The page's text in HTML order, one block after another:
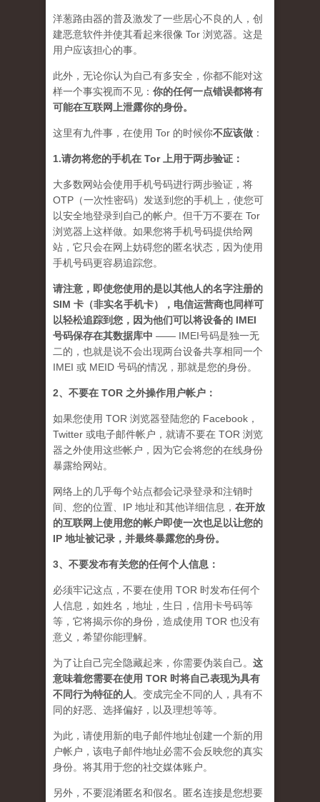
洋葱路由器的普及激发了一些居心不良的人，创
建恶意软件并使其看起来很像 Tor 浏览器。这是
用户应该担心的事。
此外，无论你认为自己有多安全，你都不能对这
样一个事实视而不见： 你的任何一点错误都将有
可能在互联网上泄露你的身份。
这里有九件事，在使用 Tor 的时候你不应该做 ：
1.请勿将您的手机在 Tor 上用于两步验证：
大多数网站会使用手机号码进行两步验证，将
OTP（一次性密码）发送到您的手机上，使您可
以安全地登录到自己的帐户。但千万不要在 Tor
浏览器上这样做。如果您将手机号码提供给网
站，它只会在网上妨碍您的匿名状态，因为使用
手机号码更容易追踪您。
请注意，即使您使用的是以其他人的名字注册的
SIM 卡（非实名手机卡），电信运营商也同样可
以轻松追踪到您，因为他们可以将设备的 IMEI
号码保存在其数据库中 —— IMEI号码是独一无
二的，也就是说不会出现两台设备共享相同一个
IMEI 或 MEID 号码的情况，那就是您的身份。
2、不要在 TOR 之外操作用户帐户：
如果您使用 TOR 浏览器登陆您的 Facebook，
Twitter 或电子邮件帐户，就请不要在 TOR 浏览
器之外使用这些帐户，因为它会将您的在线身份
暴露给网站。
网络上的几乎每个站点都会记录登录和注销时
间、您的位置、IP 地址和其他详细信息， 在开放
的互联网上使用您的帐户即使一次也足以让您的
IP 地址被记录，并最终暴露您的身份。
3、不要发布有关您的任何个人信息：
必须牢记这点，不要在使用 TOR 时发布任何个
人信息，如姓名，地址，生日，信用卡号码等
等，它将揭示你的身份，造成使用 TOR 也没有
意义，希望你能理解。
为了让自己完全隐藏起来，你需要伪装自己。 这
意味着您需要在使用 TOR 时将自己表现为具有
不同行为特征的人 。 变成完全不同的人，具有不
同的好恶、选择偏好，以及理想等等。
为此，请使用新的电子邮件地址创建一个新的用
户帐户，该电子邮件地址必需不会反映您的真实
身份。将其用于您的社交媒体账户。
另外，不要混淆匿名和假名。匿名连接是您想要